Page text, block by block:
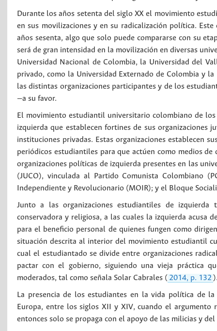
Durante los años setenta del siglo XX el movimiento
en sus movilizaciones y en su radicalización política.
años sesenta, algo que solo puede compararse con su
será de gran intensidad en la movilización en diversas
Universidad Nacional de Colombia, la Universidad del
privado, como la Universidad Externado de Colombia y
las distintas organizaciones participantes y de los
—a su favor.
El movimiento estudiantil universitario colombiano de
izquierda que establecen fortines de sus organizaciones
instituciones privadas. Estas organizaciones establecen
periódicos estudiantiles para que actúen como medios
organizaciones políticas de izquierda presentes en las
(JUCO), vinculada al Partido Comunista Colombiano
Independiente y Revolucionario (MOIR); y el Bloque
Junto a las organizaciones estudiantiles de izquierda
conservadora y religiosa, a las cuales la izquierda acusa
para el beneficio personal de quienes fungen como
situación descrita al interior del movimiento estudiantil
cual el estudiantado se divide entre organizaciones
pactar con el gobierno, siguiendo una vieja práctica
moderados, tal como señala Solar Cabrales ( 2014, p. 132
La presencia de los estudiantes en la vida política de
Europa, entre los siglos XII y XIV, cuando el
entonces solo se propaga con el apoyo de las milicias y